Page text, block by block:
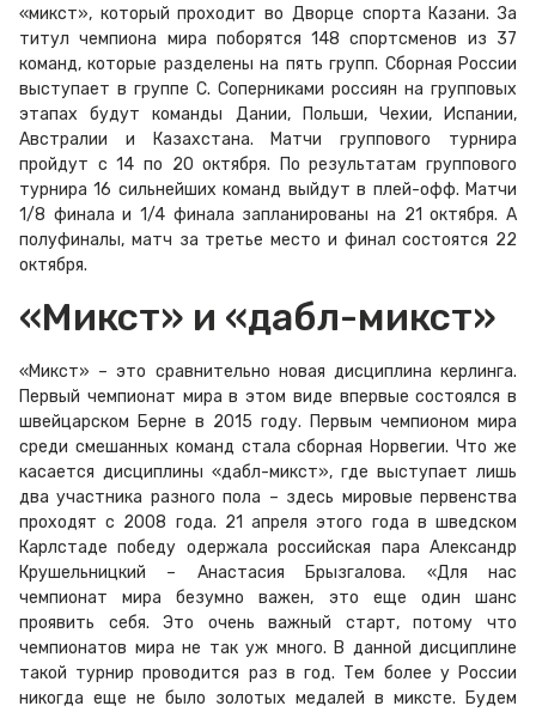
«микст», который проходит во Дворце спорта Казани. За
титул чемпиона мира поборятся 148 спортсменов из 37
команд, которые разделены на пять групп. Сборная России
выступает в группе С. Соперниками россиян на групповых
этапах будут команды Дании, Польши, Чехии, Испании,
Австралии и Казахстана. Матчи группового турнира
пройдут с 14 по 20 октября. По результатам группового
турнира 16 сильнейших команд выйдут в плей-офф. Матчи
1/8 финала и 1/4 финала запланированы на 21 октября. А
полуфиналы, матч за третье место и финал состоятся 22
октября.
«Микст» и «дабл-микст»
«Микст» – это сравнительно новая дисциплина керлинга.
Первый чемпионат мира в этом виде впервые состоялся в
швейцарском Берне в 2015 году. Первым чемпионом мира
среди смешанных команд стала сборная Норвегии. Что же
касается дисциплины «дабл-микст», где выступает лишь
два участника разного пола – здесь мировые первенства
проходят с 2008 года. 21 апреля этого года в шведском
Карлстаде победу одержала российская пара Александр
Крушельницкий – Анастасия Брызгалова. «Для нас
чемпионат мира безумно важен, это еще один шанс
проявить себя. Это очень важный старт, потому что
чемпионатов мира не так уж много. В данной дисциплине
такой турнир проводится раз в год. Тем более у России
никогда еще не было золотых медалей в миксте. Будем